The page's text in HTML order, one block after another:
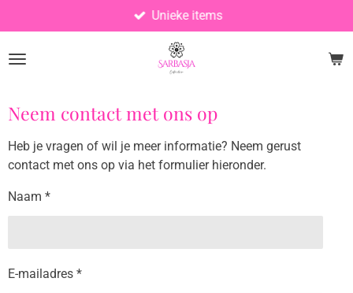
direct
naar
Unieke items
Neem contact met ons op
Heb je vragen of wil je meer informatie? Neem gerust
contact met ons op via het formulier hieronder.
Naam *
E-mailadres *